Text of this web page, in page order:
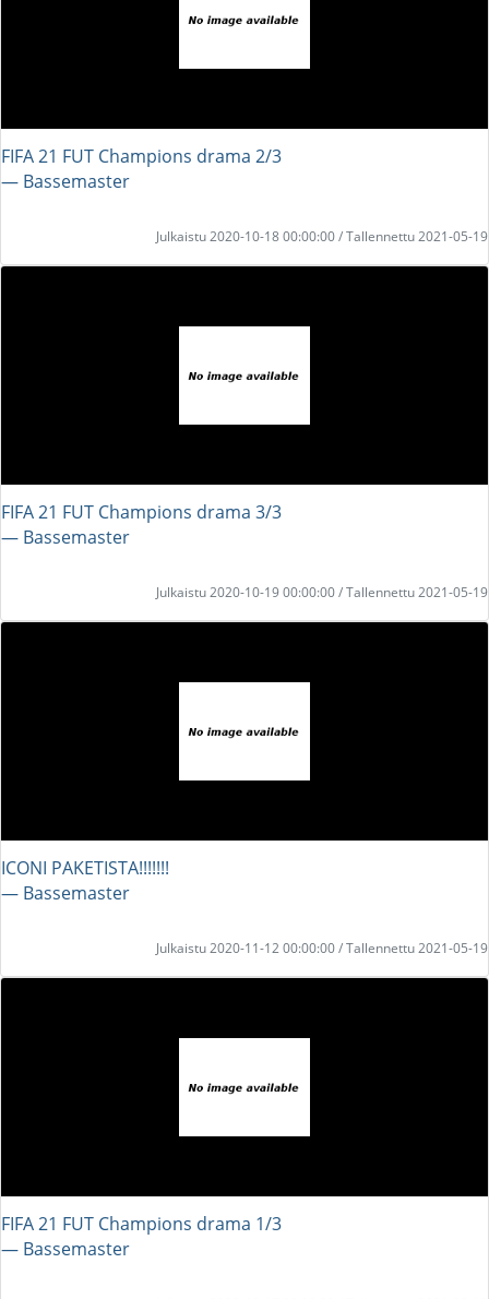
FIFA 21 FUT Champions drama 2/3
― Bassemaster
Julkaistu 2020-10-18 00:00:00 / Tallennettu 2021-05-19
FIFA 21 FUT Champions drama 3/3
― Bassemaster
Julkaistu 2020-10-19 00:00:00 / Tallennettu 2021-05-19
ICONI PAKETISTA!!!!!!!
― Bassemaster
Julkaistu 2020-11-12 00:00:00 / Tallennettu 2021-05-19
FIFA 21 FUT Champions drama 1/3
― Bassemaster